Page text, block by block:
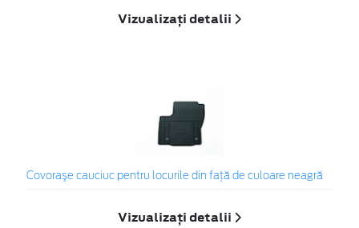
Vizualizați detalii
Covoraşe cauciuc pentru locurile din față de culoare neagră
Vizualizați detalii